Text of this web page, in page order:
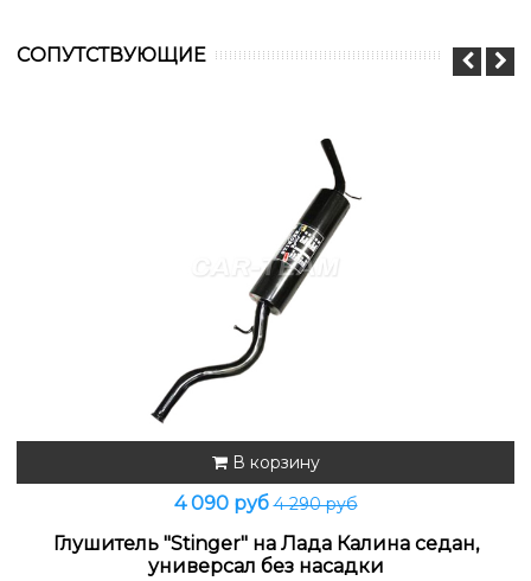
CОПУТСТВУЮЩИЕ
В корзину
4 090 руб4 290 руб
Глушитель "Stinger" на Лада Калина седан,
универсал без насадки